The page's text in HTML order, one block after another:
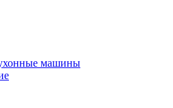
машины